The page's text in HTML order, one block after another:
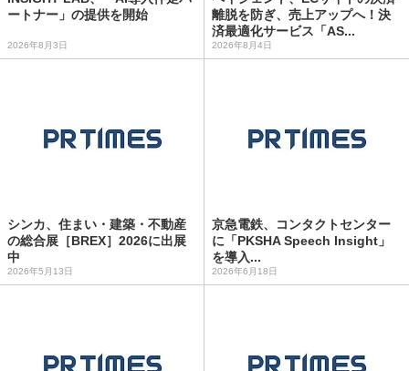
ートナー」の提供を開始
2026年8月3日
離脱を防ぎ、売上アップへ！決
済最適化サービス「AS...
2026年8月4日
シンカ、住まい・建築・不動産
の総合展［BREX］2026に出展
中
2026年5月13日
京急電鉄、コンタクトセンター
に「PKSHA Speech Insight」
を導入...
2026年6月18日